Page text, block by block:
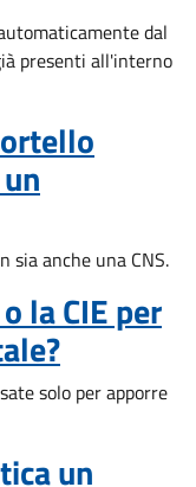
dal
presenti all'interno
sia anche una CNS.
la CIE per
solo per apporre
un